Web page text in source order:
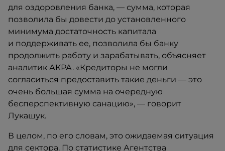
для оздоровления банка, — сумма, которая
позволила бы довести до установленного
минимума достаточность капитала
и поддерживать ее, позволила бы банку
продолжить работу и зарабатывать, объясняет
аналитик АКРА. «Кредиторы не могли
согласиться предоставить такие деньги — это
очень большая сумма на очередную
бесперспективную санацию», — говорит
Лукашук.
В целом, по его словам, это ожидаемая ситуация
для сектора. По статистике Агентства